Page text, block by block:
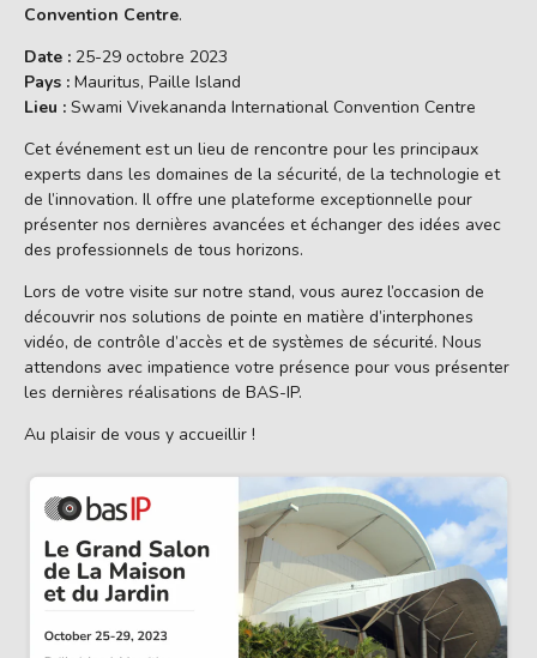
Convention Centre.
Date : 25-29 octobre 2023
Pays : Mauritus, Paille Island
Lieu : Swami Vivekananda International Convention Centre
Cet événement est un lieu de rencontre pour les principaux
experts dans les domaines de la sécurité, de la technologie et
de l’innovation. Il offre une plateforme exceptionnelle pour
présenter nos dernières avancées et échanger des idées avec
des professionnels de tous horizons.
Lors de votre visite sur notre stand, vous aurez l’occasion de
découvrir nos solutions de pointe en matière d’interphones
vidéo, de contrôle d’accès et de systèmes de sécurité. Nous
attendons avec impatience votre présence pour vous présenter
les dernières réalisations de BAS-IP.
Au plaisir de vous y accueillir !